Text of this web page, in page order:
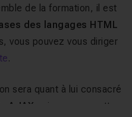
de la formation, il est
des langages HTML
vous pouvez vous diriger
.
sera quant à lui consacré
AJAX qui nous permettra